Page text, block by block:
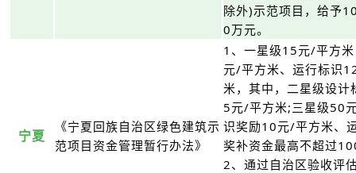
除外)示范项目，给予
0万元。
宁夏
《宁夏回族自治区绿色建筑示
范项目资金管理暂行办法》
1、一星级15元/平方
元/平方米、运行标识
米，其中，二星级设
5元/平方米;三星级50
识奖励10元/平方米、
奖补资金最高不超过
2、通过自治区验收评